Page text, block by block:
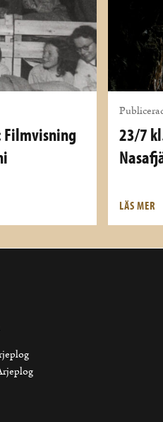
Filmvisning
23/7
LÄS MER